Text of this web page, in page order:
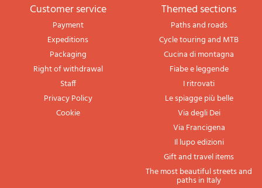
Customer service
Payment
Expeditions
Packaging
Right of withdrawal
Staff
Privacy Policy
Cookie
themed sections
Paths and roads
Cycle touring and MTB
Cucina di montagna
Fiabe e leggende
I ritrovati
Le spiagge più belle
Via degli Dei
Via Francigena
Il lupo edizioni
Gift and travel items
The most beautiful streets and
paths in Italy